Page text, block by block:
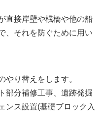
直接岸壁や桟橋や他の船
、それを防ぐために用い
やり替えをします。
部分補修工事、遺跡発掘
ンス設置(基礎ブロック入